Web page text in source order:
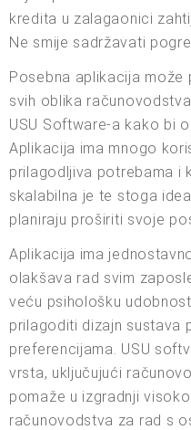
kredita u zalagaonici
Ne smije sadržavati
Posebna aplikacija može
svih oblika
USU Software-a kako bi
Aplikacija ima mnogo
prilagodljiva potrebama i
skalabilna je te stoga
planiraju proširiti svoje
Aplikacija ima
olakšava rad svim
veću psihološku
prilagoditi dizajn sustava
preferencijama. USU
vrsta, uključujući
pomaže u izgradnji
računovodstva za rad s